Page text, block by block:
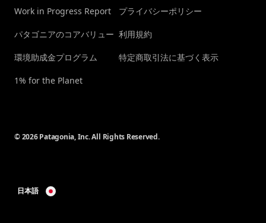
Work in Progress Report
パタゴニアのコアバリュー
環境助成金プログラム
1% for the Planet
プライバシーポリシー
利用規約
特定商取引法に基づく表示
© 2026 Patagonia, Inc. All Rights Reserved.
日本語